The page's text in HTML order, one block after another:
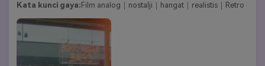
Kata kunci gaya: Film analog｜nostalji｜hangat｜realistis｜Retro